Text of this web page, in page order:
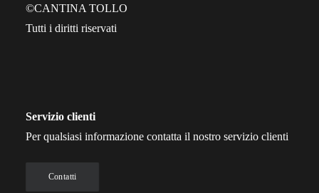
©CANTINA TOLLO
Tutti i diritti riservati
Servizio clienti
Per qualsiasi informazione contatta il nostro servizio clienti
Contatti